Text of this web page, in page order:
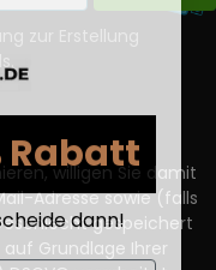
zur Erstellung
willigen Sie damit
Adresse sowie (falls
gespeichert
Grundlage Ihrer
Rabatt
dann!